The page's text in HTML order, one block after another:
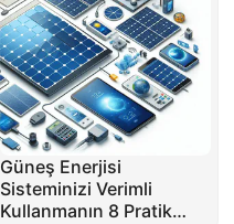
Güneş Enerjisi
Sisteminizi Verimli
Kullanmanın 8 Pratik